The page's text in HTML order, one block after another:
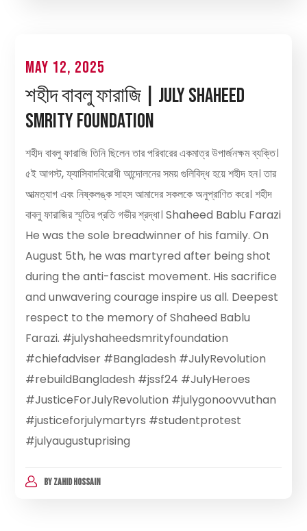
May 12, 2025
শহীদ বাবলু ফারাজি | July Shaheed
Smrity Foundation
শহীদ বাবলু ফারাজি তিনি ছিলেন তার পরিবারের একমাত্র উপার্জনক্ষম ব্যক্তি।
৫ই আগস্ট, ফ্যাসিবাদবিরোধী আন্দোলনের সময় গুলিবিদ্ধ হয়ে শহীদ হন। তার
আত্মত্যাগ এবং নিষ্কলঙ্ক সাহস আমাদের সকলকে অনুপ্রাণিত করে। শহীদ
বাবলু ফারাজির স্মৃতির প্রতি গভীর শ্রদ্ধা। Shaheed Bablu Farazi
He was the sole breadwinner of his family. On
August 5th, he was martyred after being shot
during the anti-fascist movement. His sacrifice
and unwavering courage inspire us all. Deepest
respect to the memory of Shaheed Bablu
Farazi. #julyshaheedsmrityfoundation
#chiefadviser #Bangladesh #JulyRevolution
#rebuildBangladesh #jssf24 #JulyHeroes
#JusticeForJulyRevolution #julygonoovvuthan
#justiceforjulymartyrs #studentprotest
#julyaugustuprising
BYZAHID HOSSAIN